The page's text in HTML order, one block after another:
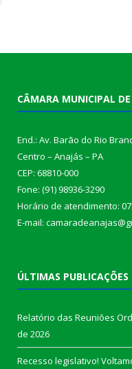
CÂMARA MUNICIPAL
End.: Av. Barão do Rio
Centro – Anajás – PA
CEP: 68810-000
Fone: (91) 98936-3290
Horário de atendimento:
E-mail:
ÚLTIMAS PUBLICAÇÕES
Relatório das Reuniões
de 2026
Recesso legislativo!